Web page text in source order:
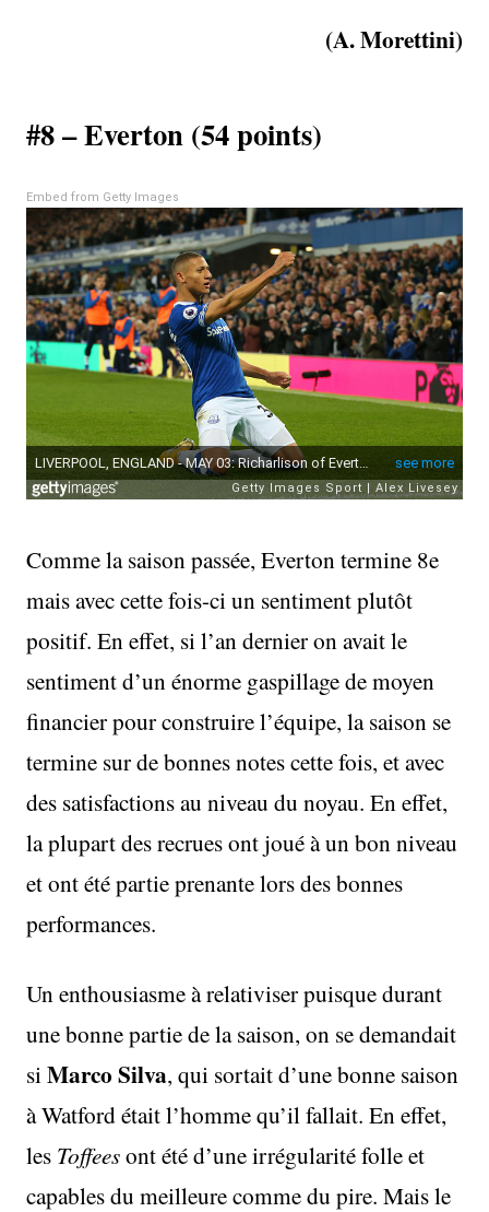
(A. Morettini)
#8 – Everton (54 points)
Embed from Getty Images
Comme la saison passée, Everton termine 8e
mais avec cette fois-ci un sentiment plutôt
positif. En effet, si l’an dernier on avait le
sentiment d’un énorme gaspillage de moyen
financier pour construire l’équipe, la saison se
termine sur de bonnes notes cette fois, et avec
des satisfactions au niveau du noyau. En effet,
la plupart des recrues ont joué à un bon niveau
et ont été partie prenante lors des bonnes
performances.
Un enthousiasme à relativiser puisque durant
une bonne partie de la saison, on se demandait
siMarco Silva, qui sortait d’une bonne saison
à Watford était l’homme qu’il fallait. En effet,
les Toffeesont été d’une irrégularité folle et
capables du meilleure comme du pire. Mais le